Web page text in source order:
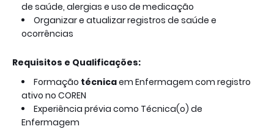
de saúde, alergias e uso de medicação
Organizar e atualizar registros de saúde e
ocorrências
Requisitos e Qualificações:
Formação técnicaem Enfermagem com registro
ativo no COREN
Experiência prévia como Técnica(o) de
Enfermagem